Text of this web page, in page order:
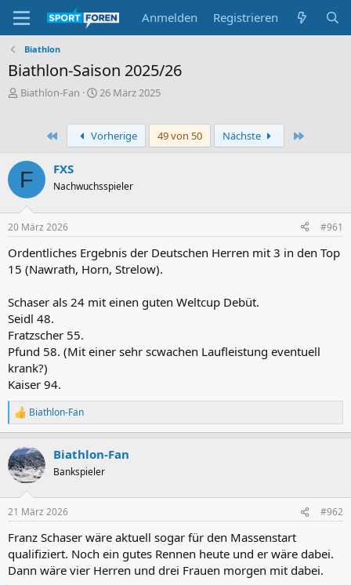
Anmelden Registrieren
Biathlon
Biathlon-Saison 2025/26
E
l
l
e
Biathlon-Fan
E
t
e
t
26 März 2025
Erste Vorherige 49 von 50 Nächste
F FXS
Nachwuchsspieler
20 März 2026 #961
Ordentliches Ergebnis der Deutschen Herren mit 3 in den Top
15 (Nawrath, Horn, Strelow).
Schaser als 24 mit einen guten Weltcup Debüt.
Seidl 48.
Fratzscher 55.
Pfund 58. (Mit einer sehr scwachen Laufleistung eventuell
krank?)
Kaiser 94.
R
e
k
t
i
e
:
Biathlon-Fan
Biathlon-Fan
Bankspieler
21 März 2026 #962
Franz Schaser wäre aktuell sogar für den Massenstart
qualifiziert. Noch ein gutes Rennen heute und er wäre dabei.
Dann wäre vier Herren und drei Frauen morgen mit dabei.